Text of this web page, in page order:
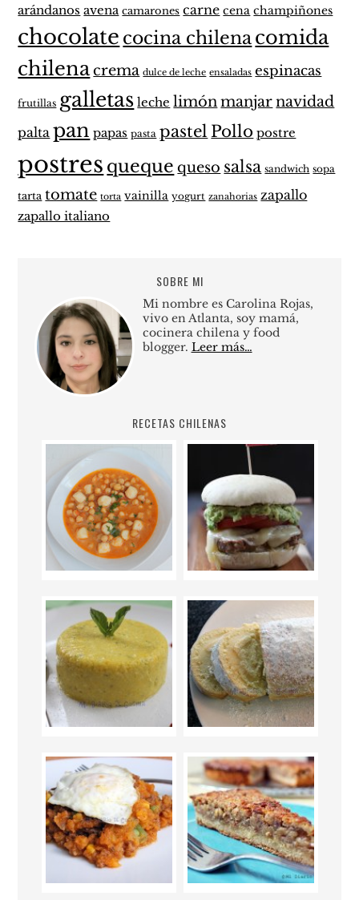
arándanos avena camarones carne cena champiñones
chocolate cocina chilenacomida
chilenacrema dulce de leche ensaladas espinacas
frutillas galletas leche limónmanjarnavidad
palta pan papas pasta pastel Pollo postre
postres queque queso salsa sandwich sopa
tarta tomate torta vainilla yogurt zanahorias zapallo
zapallo italiano
SOBRE MI
Mi nombre es Carolina Rojas,
vivo en Atlanta, soy mamá,
cocinera chilena y food
blogger. Leer más…
RECETAS CHILENAS